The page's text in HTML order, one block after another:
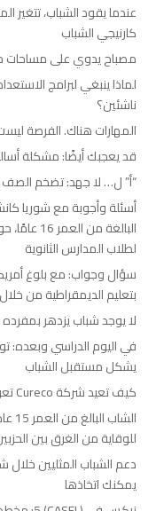
عندما يقود الشباب،
كارنيجي الشباب
مصباح يدوي على مساحات
لماذا ينبغي لبرامج
ناشئين؟
المهارات هناك. الفرصة
قد يعجبك أيضًا: مشكلة
“أ” ل… لا جهد: تضخم الصف
البالغة
لطلاب المدارس الثانوية
بتعليم الديمقراطية من
لا يوجد شباب يزدهر بمفرده
في اليوم الدراسي وبعده:
يشكل مستقبل الشباب
كيف تعيد شركة Cureco تعريف الدعوة الصحية التي يقودها الشباب
للوقاية من الغرق بين
دعم الشباب المثليين خلال
يمكنك اتخاذها